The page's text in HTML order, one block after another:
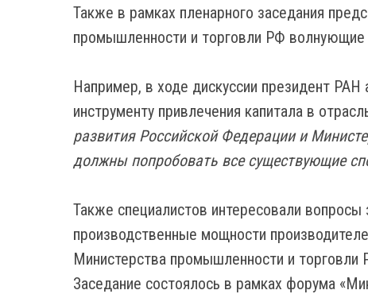
Также в рамках пленарного заседания
промышленности и торговли РФ волнующие
Например, в ходе дискуссии президент РАН
инструменту привлечения капитала в
развития Российской Федерации и
должны попробовать все существующие
Также специалистов интересовали
производственные мощности
Министерства промышленности и торговли
Заседание состоялось в рамках форума